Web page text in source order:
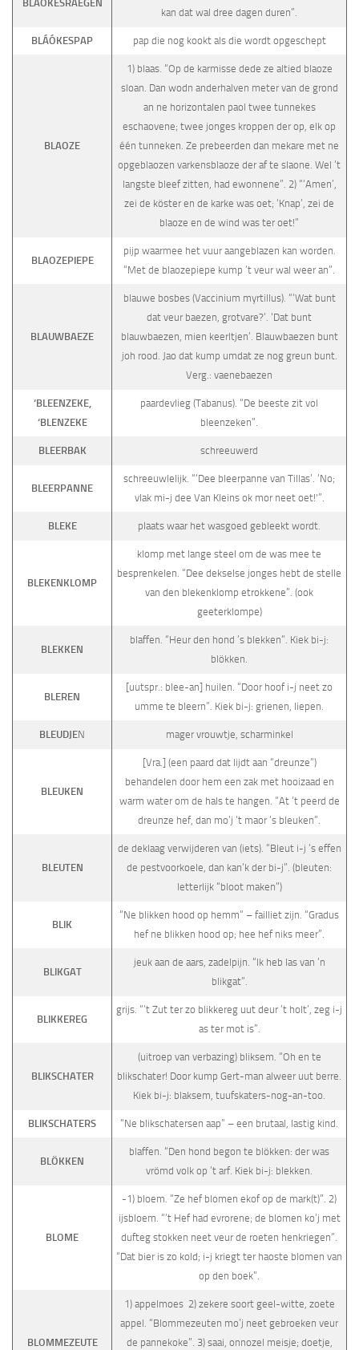
BLÄÖKESRAEGEN
kan dat wal dree dagen duren”.
BLÁÓKESPAP pap die nog kookt als die wordt opgeschept
BLAOZE
1) blaas. “Op de karmisse dede ze altied blaoze
sloan. Dan wodn anderhalven meter van de grond
an ne horizontalen paol twee tunnekes
eschaovene; twee jonges kroppen der op, elk op
één tunneken. Ze prebeerden dan mekare met ne
opgeblaozen varkensblaoze der af te slaone. Wel ’t
langste bleef zitten, had ewon­nene”. 2) “‘Amen’,
zei de köster en de karke was oet; ‘Knap’, zei de
blaoze en de wind was ter oet!”
BLAOZEPIEPE
pijp waarmee het vuur aangeblazen kan worden.
“Met de blaozepiepe kump ’t veur wal weer an”.
BLAUWBAEZE
blauwe bosbes (Vaccinium myrtillus). “‘Wat bunt
dat veur baezen, grotvare?’. ‘Dat bunt
blauwbaezen, mien keerltjen’. Blauwbaezen bunt
joh rood. Jao dat kump umdat ze nog greun bunt.
Verg.: vaenebaezen
‘BLEENZEKE,
‘BLENZEKE
paardevlieg (Tabanus). “De beeste zit vol
bleenzeken”.
BLEERBAK schreeuwerd
BLEERPANNE
schreeuwlelijk. “‘Dee bleerpanne van Tillas’. ‘No;
vlak mi-j dee Van Kleins ok mor neet oet!'”.
BLEKE plaats waar het wasgoed gebleekt wordt.
BLEKENKLOMP
klomp met lange steel om de was mee te
besprenkelen. “Dee dekselse jonges hebt de stelle
van den blekenklomp etrokkene”. (ook
geeterklompe)
BLEKKEN
blaffen. “Heur den hond ’s blekken”. Kiek bi-j:
blökken.
BLEREN
[uutspr.: blee-an] huilen. “Door hoof i-j neet zo
umme te bleern”. Kiek bi-j: grienen, liepen.
BLEUDJEN mager vrouwtje, scharminkel
BLEUKEN
[Vra.] (een paard dat lijdt aan “dreunze”)
behandelen door hem een zak met hooizaad en
warm water om de hals te hangen. “At ’t peerd de
dreunze hef, dan mo’j ’t maor ’s bleuken”.
BLEUTEN
de deklaag verwijderen van (iets). “Bleut i-j ’s effen
de pestvoorkoele, dan kan’k der bi-j”. (bleuten:
letterlijk “bloot maken”)
BLIK
“Ne blikken hood op hemm” – failliet zijn. “Gradus
hef ne blikken hood op; hee hef niks meer”.
BLIKGAT
jeuk aan de aars, zadelpijn. “Ik heb las van ’n
blikgat”.
BLIKKEREG
grijs. “’t Zut ter zo blikkereg uut deur ’t holt’, zeg i-j
as ter mot is”.
BLIKSCHATER
(uitroep van verbazing) bliksem. “Oh en te
blikschater! Door kump Gert-man alweer uut berre.
Kiek bi-j: blaksem, tuufskaters-nog-an-too.
BLIKSCHATERS “Ne blikschatersen aap” – een brutaal, lastig kind.
BLÖKKEN
blaffen. “Den hond begon te blökken: der was
vrömd volk op ’t arf. Kiek bi-j: blekken.
BLOME
-1) bloem. “Ze hef blomen ekof op de mark(t)”. 2)
ijsbloem. “’t Hef had evrorene; de blomen ko’j met
dufteg stokken neet veur de roeten henkriegen”.
“Dat bier is zo kold; i-j kriegt ter haoste blomen van
op den boek”.
BLOMMEZEUTE
1) appelmoes 2) zekere soort geel-witte, zoete
appel. “Blommezeuten mo’j neet gebroeken veur
de pannekoke”. 3) saai, onnozel meisje; doetje,